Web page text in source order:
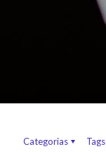
Categorias Tags